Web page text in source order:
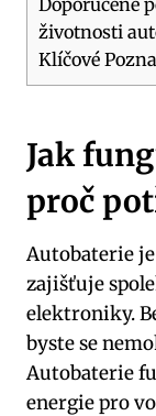
životnosti
Klíčové
Jak⁤
proč
Autobaterie
zajišťuje
elektroniky.
byste se
Autobaterie
energie⁣ pro